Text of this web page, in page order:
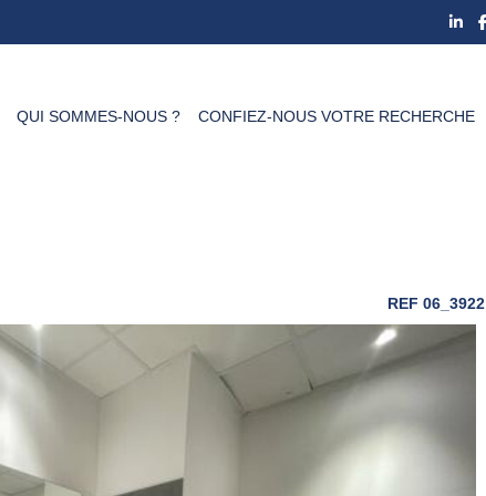
QUI SOMMES-NOUS ? CONFIEZ-NOUS VOTRE RECHERCHE
REF 06_3922